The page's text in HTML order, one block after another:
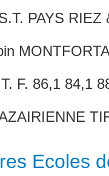
PAYS
F. 86,1 84,1
Ecoles